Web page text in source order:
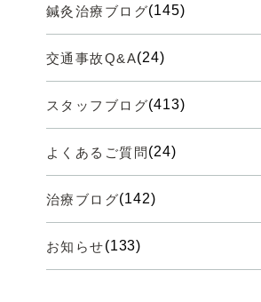
鍼灸治療ブログ(145)
交通事故Q&A(24)
スタッフブログ(413)
よくあるご質問 (24)
治療ブログ(142)
お知らせ(133)